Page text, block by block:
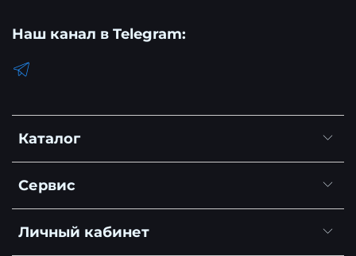
Каталог
Сервис
Личный кабинет
Наш канал в Telegram: